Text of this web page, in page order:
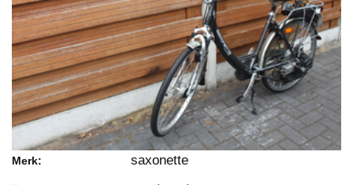
Merk: saxonette